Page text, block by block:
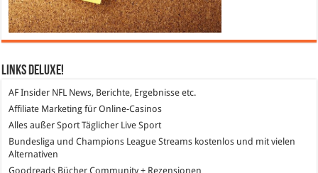
Links DeLuXe!
AF Insider NFL News, Berichte, Ergebnisse etc.
Affiliate Marketing für Online-Casinos
Alles außer Sport Täglicher Live Sport
Bundesliga und Champions League Streams kostenlos und mit vielen
Alternativen
Goodreads Bücher Community + Rezensionen